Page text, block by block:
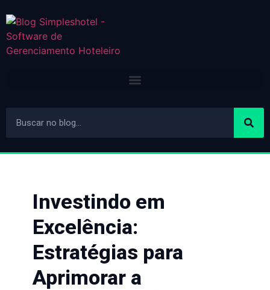
Investindo em
Excelência:
Estratégias para
Aprimorar a